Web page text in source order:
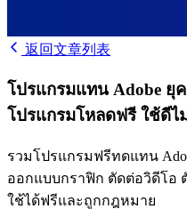
返回文章列表
โปรแกรมแทน Adobe ยุ
โปรแกรมโหลดฟรี ใช้ดีไ
รวมโปรแกรมฟรีทดแทน
ออกแบบกราฟิก ตัดต่อวิดีโอ
ใช้ได้ฟรีและถูกกฎหมาย